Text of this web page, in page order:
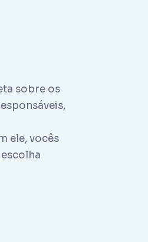
sobre os
ele, vocês